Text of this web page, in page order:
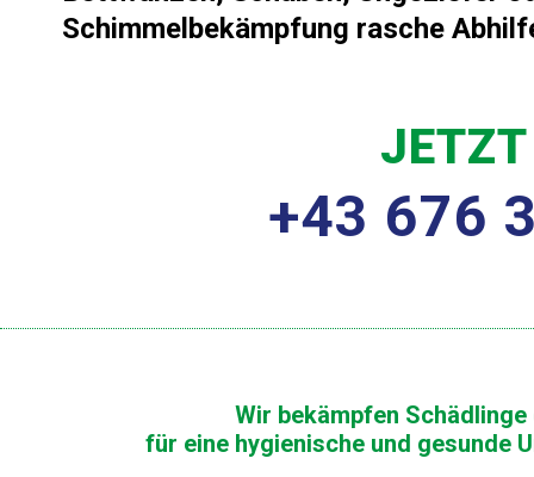
Schimmelbekämpfung rasche
+43 676
Wir bekämpfen
für eine hygienische und gesunde